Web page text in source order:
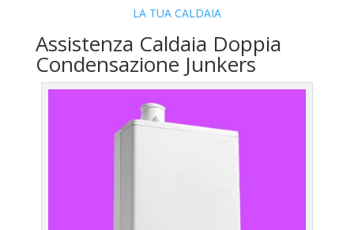
LA TUA CALDAIA
Assistenza Caldaia Doppia
Condensazione Junkers